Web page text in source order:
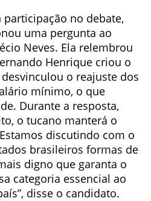
no debate,
uma pergunta ao
Neves. Ela relembrou
Henrique criou o
o reajuste dos
mínimo, o que
Durante a resposta,
o tucano manterá o
discutindo com o
brasileiros formas de
digno que garanta o
categoria essencial ao
disse o candidato.